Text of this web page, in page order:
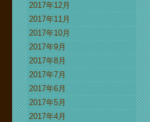
2017年12月
2017年11月
2017年10月
2017年9月
2017年8月
2017年7月
2017年6月
2017年5月
2017年4月